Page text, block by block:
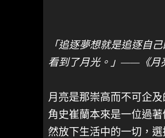
「追逐夢想就是追逐自
看到了月光。」——《月
月亮是那崇高而不可企
角史崔蘭本來是一位過
然放下生活中的一切，選